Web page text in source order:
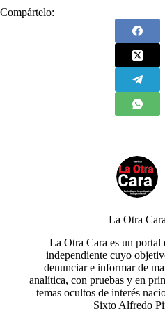
Compártelo:
La Otra Cara
La Otra Cara es un portal
independiente cuyo
denunciar e informar de
analítica, con pruebas y en
temas ocultos de interés
Sixto Alfredo